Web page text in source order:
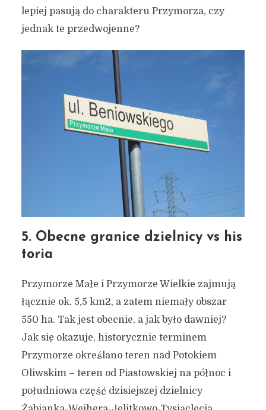
lepiej pasują do charakteru Przymorza, czy
jednak te przedwojenne?
5. Obecne granice dzielnicy vs his
toria
Przymorze Małe i Przymorze Wielkie zajmują
łącznie ok. 5,5 km2, a zatem niemały obszar
550 ha. Tak jest obecnie, a jak było dawniej?
Jak się okazuje, historycznie terminem
Przymorze określano teren nad Potokiem
Oliwskim – teren od Piastowskiej na północ i
południowa część dzisiejszej dzielnicy